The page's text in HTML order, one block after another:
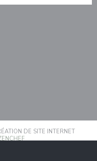
DE SITE INTERNET
((OUVRE UNE NOUVELLE